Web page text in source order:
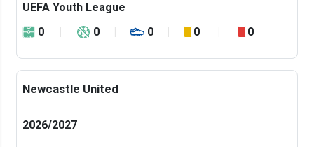
UEFA Youth League
0
0 0 0 0
Newcastle United
2026/2027